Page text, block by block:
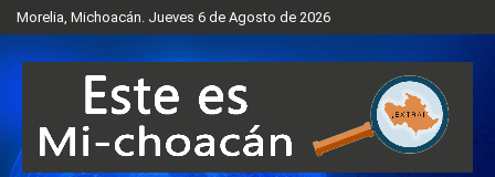
Morelia, Michoacán. Jueves 6 de Agosto de 2026